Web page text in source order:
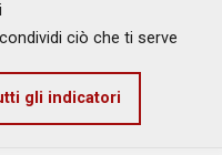
ciò che ti serve
gli indicatori